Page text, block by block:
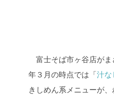
富士そば市ヶ谷店がま
年３月の時点では「 汁な
きしめん系メニューが